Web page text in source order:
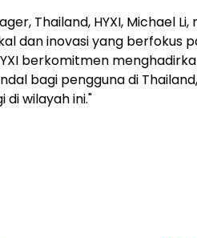
Thailand, HYXI, Michael
dan inovasi yang berfokus
berkomitmen
bagi pengguna di
di wilayah ini."